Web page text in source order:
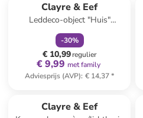
Clayre & Eef
Leddeco-object "Huis"
wit/rood - (B)6 x (H)10 x (D)5
cm
-30%
€ 10,99regulier
€ 9,99 met family
Adviesprijs (AVP): € 14,37*
Clayre & Eef